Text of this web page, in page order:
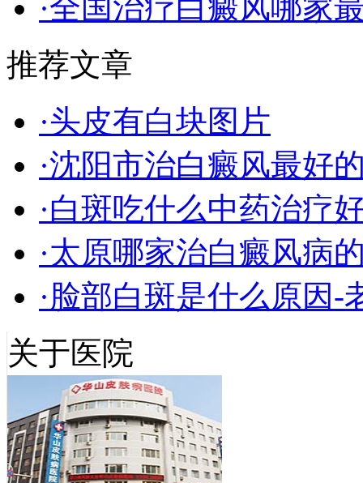
·全国治疗白癜风哪家
推荐文章
·头皮有白块图片
·沈阳市治白癜风最好
·白斑吃什么中药治疗
·太原哪家治白癜风病
·脸部白斑是什么原因-
关于医院